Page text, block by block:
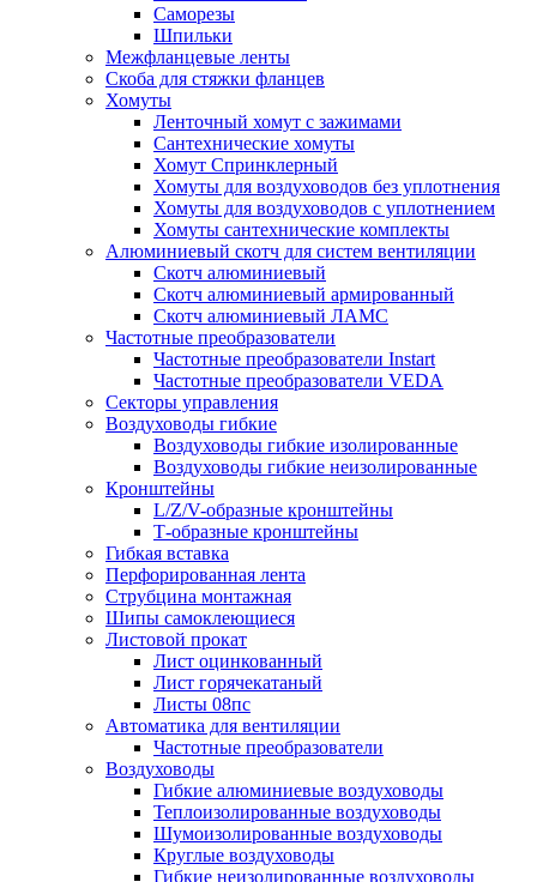
Саморезы
Шпильки
Межфланцевые ленты
Скоба для стяжки фланцев
Хомуты
Ленточный хомут с зажимами
Сантехнические хомуты
Хомут Спринклерный
Хомуты для воздуховодов без уплотнения
Хомуты для воздуховодов с уплотнением
Хомуты сантехнические комплекты
Алюминиевый скотч для систем вентиляции
Скотч алюминиевый
Скотч алюминиевый армированный
Скотч алюминиевый ЛАМС
Частотные преобразователи
Частотные преобразователи Instart
Частотные преобразователи VEDA
Секторы управления
Воздуховоды гибкие
Воздуховоды гибкие изолированные
Воздуховоды гибкие неизолированные
Кронштейны
L/Z/V-образные кронштейны
Т-образные кронштейны
Гибкая вставка
Перфорированная лента
Струбцина монтажная
Шипы самоклеющиеся
Листовой прокат
Лист оцинкованный
Лист горячекатаный
Листы 08пс
Автоматика для вентиляции
Частотные преобразователи
Воздуховоды
Гибкие алюминиевые воздуховоды
Теплоизолированные воздуховоды
Шумоизолированные воздуховоды
Круглые воздуховоды
Гибкие неизолированные воздуховоды